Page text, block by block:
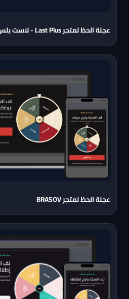
عجلة الحظ لمتجر Last Plus - لاست بلس
عجلة الحظ لمتجر BRASOV